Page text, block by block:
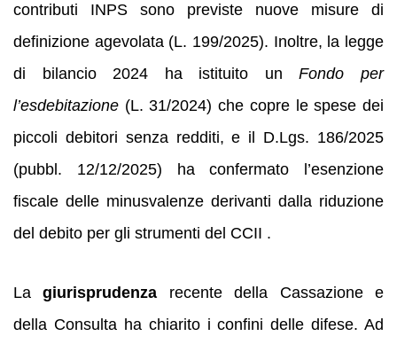
contributi INPS sono previste nuove misure di
definizione agevolata (L. 199/2025). Inoltre, la legge
di bilancio 2024 ha istituito unFondo per
l’esdebitazione (L. 31/2024) che copre le spese dei
piccoli debitori senza redditi, e il D.Lgs. 186/2025
(pubbl. 12/12/2025) ha confermato l’esenzione
fiscale delle minusvalenze derivanti dalla riduzione
del debito per gli strumenti del CCII .
Lagiurisprudenza recente della Cassazione e
della Consulta ha chiarito i confini delle difese. Ad